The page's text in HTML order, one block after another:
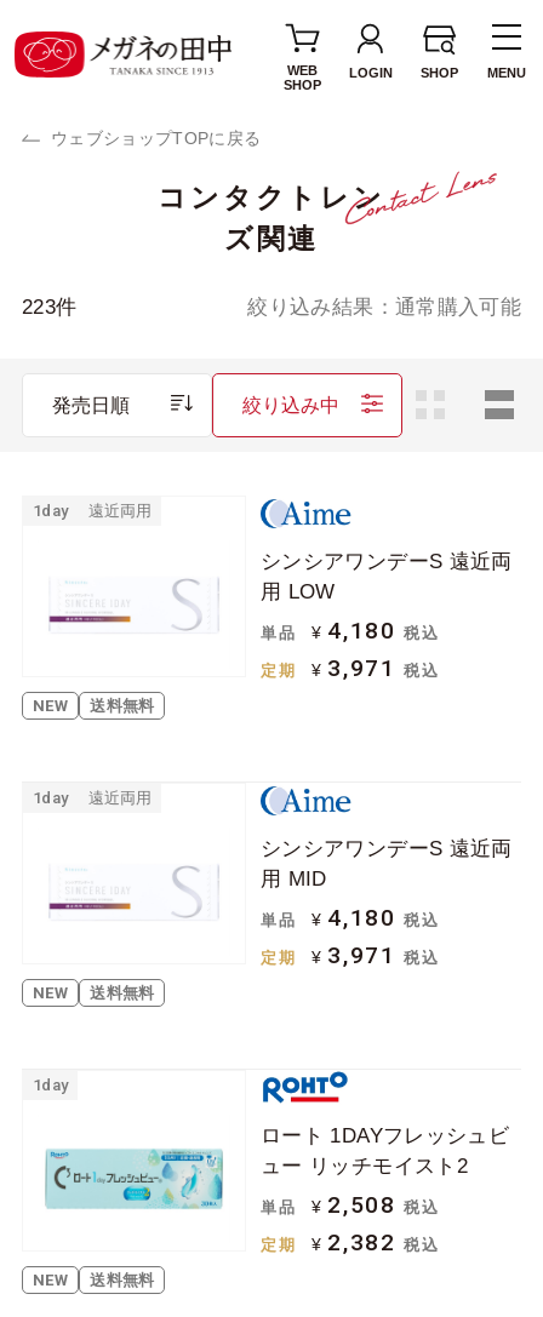
WEB
SHOP
LOGIN SHOP MENU
ウェブショップTOPに戻る
コンタクトレン
ズ関連
223件 絞り込み結果： 通常購入可能
発売日順 絞り込み中
使用期間・タイプ
1MONTH(1ヶ月交
カラーレンズ
サークルレンズ
乱視用レンズ
遠近両用レンズ
ブランド・メーカー
ソン
ボシュロム
クーパービジョン
シード
メニコン
ロート
ソフトコンタクトレ
ハードコンタクトレ
ンズ用
その他関連用品
1day 遠近両用
NEW 送料無料
シンシアワンデーS 遠近両
用 LOW
単品 ¥ 4,180 税込
定期 ¥ 3,971 税込
1day 遠近両用
NEW 送料無料
シンシアワンデーS 遠近両
用 MID
単品 ¥ 4,180 税込
定期 ¥ 3,971 税込
1day
NEW 送料無料
ロート 1DAYフレッシュビ
ュー リッチモイスト2
単品 ¥ 2,508 税込
定期 ¥ 2,382 税込